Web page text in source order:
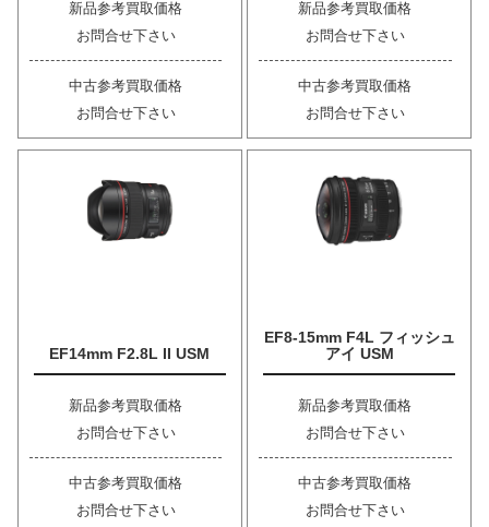
新品参考買取価格
お問合せ下さい
中古参考買取価格
お問合せ下さい
新品参考買取価格
お問合せ下さい
中古参考買取価格
お問合せ下さい
EF14mm F2.8L II USM
新品参考買取価格
お問合せ下さい
中古参考買取価格
お問合せ下さい
EF8-15mm F4L フィッシュ
アイ USM
新品参考買取価格
お問合せ下さい
中古参考買取価格
お問合せ下さい